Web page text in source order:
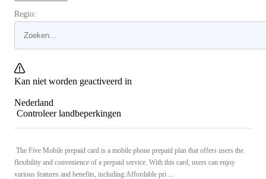
Regio:
Kan niet worden geactiveerd in
Nederland
Controleer landbeperkingen
The Five Mobile prepaid card is a mobile phone prepaid plan that offers users the
flexibility and convenience of a prepaid service. With this card, users can enjoy
various features and benefits, including:Affordable pri ...